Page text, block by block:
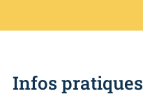
Infos pratiques